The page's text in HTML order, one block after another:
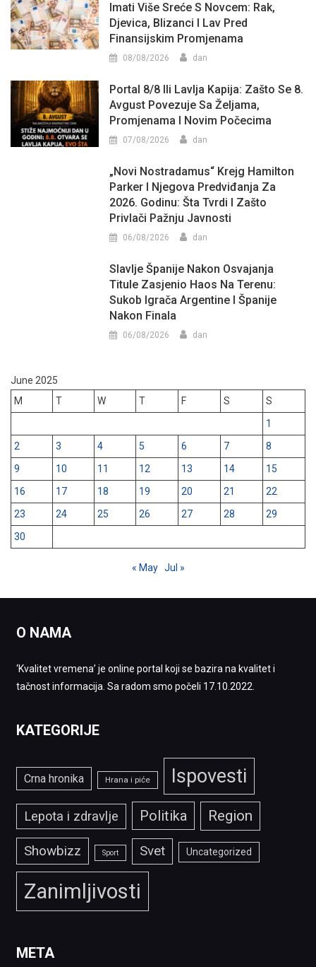
Imati Više Sreće S Novcem: Rak,
Djevica, Blizanci I Lav Pred
Finansijskim Promjenama
08/08/2026 dan
Portal 8/8 Ili Lavlja Kapija: Zašto Se 8.
Avgust Povezuje Sa Željama,
Promjenama I Novim Počecima
07/08/2026 dan
„Novi Nostradamus“ Krejg Hamilton
Parker I Njegova Predviđanja Za
2026. Godinu: Šta Tvrdi I Zašto
Privlači Pažnju Javnosti
06/08/2026 dan
Slavlje Španije Nakon Osvajanja
Titule Zasjenio Haos Na Terenu:
Sukob Igrača Argentine I Španije
Nakon Finala
06/08/2026 dan
June 2025
M
T W T F S
S
1
2
3 4 5 6 7
8
9
10 11 12 13 14
15
16
17 18 19 20 21
22
23
24 25 26 27 28
29
30
« May Jul »
O NAMA
‘Kvalitet vremena’ je online portal koji se bazira na kvalitet i
tačnost informacija. Sa radom smo počeli 17.10.2022.
KATEGORIJE
Crna hronika Hrana i piće Ispovesti
Lepota i zdravlje Politika Region
Showbizz Sport Svet Uncategorized
Zanimljivosti
META